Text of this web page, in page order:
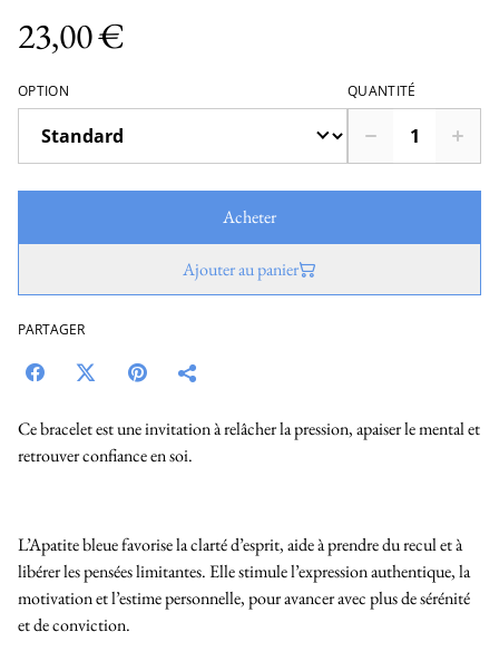
23,00 €
OPTION QUANTITÉ
Acheter
Ajouter au panier
PARTAGER
Ce bracelet est une invitation à relâcher la pression, apaiser le mental et
retrouver confiance en soi.
L’Apatite bleue favorise la clarté d’esprit, aide à prendre du recul et à
libérer les pensées limitantes. Elle stimule l’expression authentique, la
motivation et l’estime personnelle, pour avancer avec plus de sérénité
et de conviction.